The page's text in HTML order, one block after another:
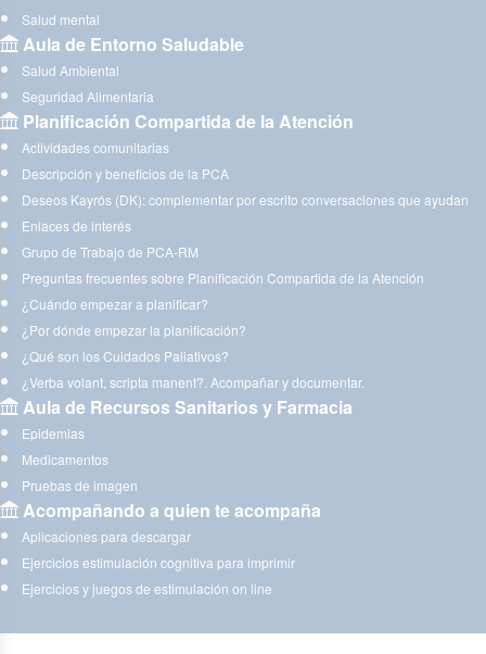
Salud mental
Aula de Entorno Saludable
Salud Ambiental
Seguridad Alimentaria
Planificación Compartida de la Atención
Actividades comunitarias
Descripción y beneficios de la PCA
Deseos Kayrós (DK): complementar por escrito conversaciones que ayudan
Enlaces de interés
Grupo de Trabajo de PCA-RM
Preguntas frecuentes sobre Planificación Compartida de la Atención
¿Cuándo empezar a planificar?
¿Por dónde empezar la planificación?
¿Qué son los Cuidados Paliativos?
¿Verba volant, scripta manent?. Acompañar y documentar.
Aula de Recursos Sanitarios y Farmacia
Epidemias
Medicamentos
Pruebas de imagen
Acompañando a quien te acompaña
Aplicaciones para descargar
Ejercicios estimulación cognitiva para imprimir
Ejercicios y juegos de estimulación on line